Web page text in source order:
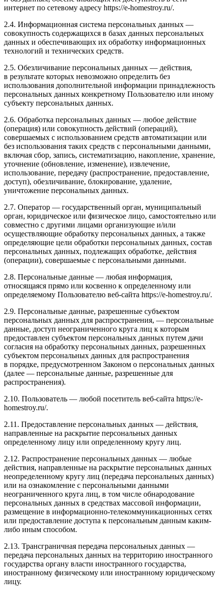
интернет по сетевому адресу https://e-homestroy.ru/.
2.4. Информационная система персональных данных —
совокупность содержащихся в базах данных персональных
данных и обеспечивающих их обработку информационных
технологий и технических средств.
2.5. Обезличивание персональных данных — действия,
в результате которых невозможно определить без
использования дополнительной информации принадлежность
персональных данных конкретному Пользователю или иному
субъекту персональных данных.
2.6. Обработка персональных данных — любое действие
(операция) или совокупность действий (операций),
совершаемых с использованием средств автоматизации или
без использования таких средств с персональными данными,
включая сбор, запись, систематизацию, накопление, хранение,
уточнение (обновление, изменение), извлечение,
использование, передачу (распространение, предоставление,
доступ), обезличивание, блокирование, удаление,
уничтожение персональных данных.
2.7. Оператор — государственный орган, муниципальный
орган, юридическое или физическое лицо, самостоятельно или
совместно с другими лицами организующие и/или
осуществляющие обработку персональных данных, а также
определяющие цели обработки персональных данных, состав
персональных данных, подлежащих обработке, действия
(операции), совершаемые с персональными данными.
2.8. Персональные данные — любая информация,
относящаяся прямо или косвенно к определенному или
определяемому Пользователю веб-сайта https://e-homestroy.ru/.
2.9. Персональные данные, разрешенные субъектом
персональных данных для распространения, — персональные
данные, доступ неограниченного круга лиц к которым
предоставлен субъектом персональных данных путем дачи
согласия на обработку персональных данных, разрешенных
субъектом персональных данных для распространения
в порядке, предусмотренном Законом о персональных данных
(далее — персональные данные, разрешенные для
распространения).
2.10. Пользователь — любой посетитель веб-сайта https://e-
homestroy.ru/.
2.11. Предоставление персональных данных — действия,
направленные на раскрытие персональных данных
определенному лицу или определенному кругу лиц.
2.12. Распространение персональных данных — любые
действия, направленные на раскрытие персональных данных
неопределенному кругу лиц (передача персональных данных)
или на ознакомление с персональными данными
неограниченного круга лиц, в том числе обнародование
персональных данных в средствах массовой информации,
размещение в информационно-телекоммуникационных сетях
или предоставление доступа к персональным данным каким-
либо иным способом.
2.13. Трансграничная передача персональных данных —
передача персональных данных на территорию иностранного
государства органу власти иностранного государства,
иностранному физическому или иностранному юридическому
лицу.